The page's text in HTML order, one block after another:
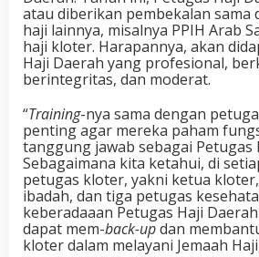
atau diberikan pembekalan sama
haji lainnya, misalnya PPIH Arab
haji kloter. Harapannya, akan
Haji Daerah yang profesional,
berintegritas, dan moderat.
“Training-nya sama dengan
penting agar mereka paham
tanggung jawab sebagai Petugas
Sebagaimana kita ketahui, di
petugas kloter, yakni ketua
ibadah, dan tiga petugas
keberadaaan Petugas Haji
dapat mem-back-updan
kloter dalam melayani Jemaah